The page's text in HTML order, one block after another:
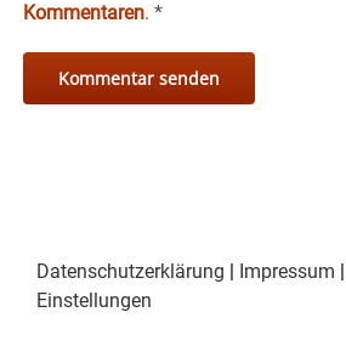
Kommentaren. *
Datenschutzerklärung Impressum
Einstellungen